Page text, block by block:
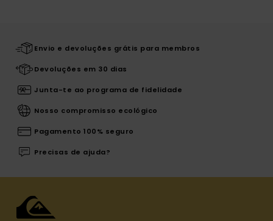
Envio e devoluções grátis para membros
Devoluções em 30 dias
Junta-te ao programa de fidelidade
Nosso compromisso ecológico
Pagamento 100% seguro
Precisas de ajuda?